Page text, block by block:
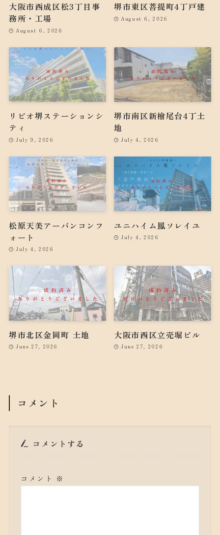
大阪市西成区松3丁目事
務所・工場
August 6, 2026
堺市東区菩提町4丁戸建
August 6, 2026
リビオ堺ステーションシ
ティ
July 9, 2026
堺市南区新檜尾台4丁土
地
July 4, 2026
松原天美アーバンコンフ
ォート
July 4, 2026
ユニハイム鳳ソレイユ
July 4, 2026
堺市北区金岡町 土地
June 27, 2026
大阪市西区立売堀ビル
June 27, 2026
コメント
コメントする
コメント ※